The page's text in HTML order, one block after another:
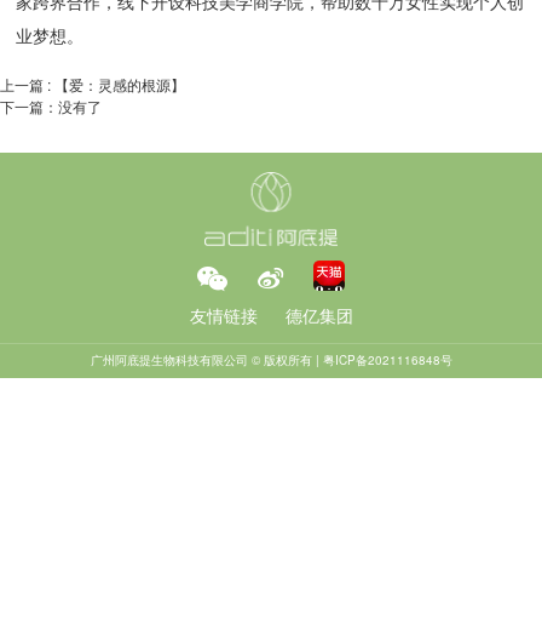
业梦想。
上一篇 : 【爱：灵感的根源】
下一篇：没有了
友情链接 德亿集团
广州阿底提生物科技有限公司 © 版权所有 | 粤ICP备2021116848号